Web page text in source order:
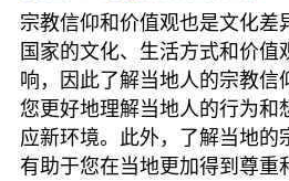
宗教信仰和价值观也是文化差
国家的文化、生活方式和价值
响，因此了解当地人的宗教信
您更好地理解当地人的行为和
应新环境。此外，了解当地的
有助于您在当地更加得到尊重